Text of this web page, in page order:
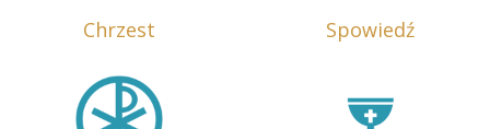
Chrzest Spowiedź